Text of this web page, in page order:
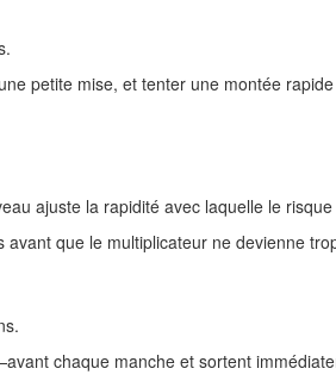
petite mise, et tenter une montée
ajuste la rapidité avec laquelle le
que le multiplicateur ne devienne
chaque manche et sortent